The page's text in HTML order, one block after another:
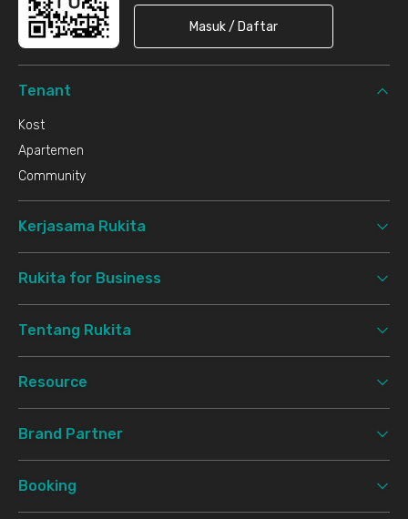
Masuk / Daftar
Tenant
Kost
Apartemen
Community
Kerjasama Rukita
Rukita for Business
Tentang Rukita
Resource
Brand Partner
Booking